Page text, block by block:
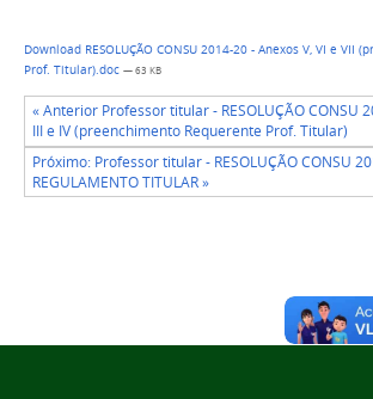
Download RESOLUÇÃO CONSU 2014-20 - Anexos V, VI e VII
Prof. Titular).doc — 63 KB
« Anterior Professor titular - RESOLUÇÃO CONSU
III e IV (preenchimento Requerente Prof. Titular)
Próximo: Professor titular - RESOLUÇÃO CONSU
REGULAMENTO TITULAR »